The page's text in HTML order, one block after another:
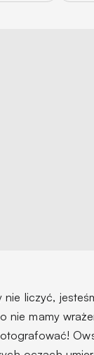
nie liczyć,
nie mamy